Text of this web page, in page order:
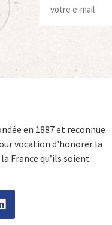
en 1887 et reconnue
vocation d'honorer la
France qu’ils soient